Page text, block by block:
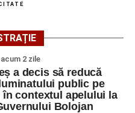
o serie de evenimente
„Armonia artelor”
seară dedicată tradițiilor
folcloric organizat în
Fărcașiu.
se numără spectacolul de
acum 2 zile
a decis să reducă
public pe
contextul apelului la
Bolojan